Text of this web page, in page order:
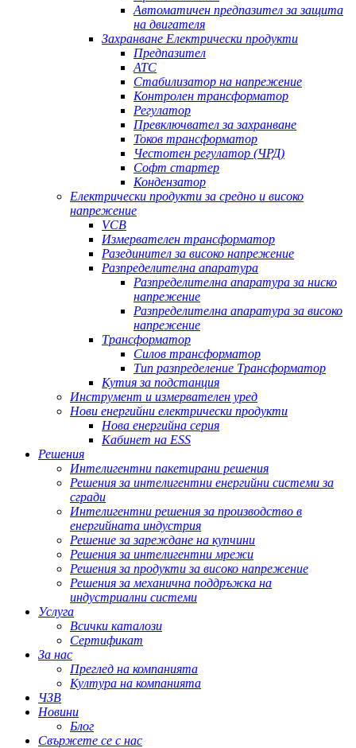
Автоматичен предпазител за защита
на двигателя
Захранване Електрически продукти
Предпазител
АТС
Стабилизатор на напрежение
Контролен трансформатор
Регулатор
Превключвател за захранване
Токов трансформатор
Честотен регулатор (ЧРД)
Софт стартер
Кондензатор
Електрически продукти за средно и високо
напрежение
VCB
Измервателен трансформатор
Разединител за високо напрежение
Разпределителна апаратура
Разпределителна апаратура за ниско
напрежение
Разпределителна апаратура за високо
напрежение
Трансформатор
Силов трансформатор
Тип разпределение Трансформатор
Кутия за подстанция
Инструмент и измервателен уред
Нови енергийни електрически продукти
Нова енергийна серия
Кабинет на ESS
Решения
Интелигентни пакетирани решения
Решения за интелигентни енергийни системи за
сгради
Интелигентни решения за производство в
енергийната индустрия
Решение за зареждане на купчини
Решения за интелигентни мрежи
Решения за продукти за високо напрежение
Решения за механична поддръжка на
индустриални системи
Услуга
Всички каталози
Сертификат
За нас
Преглед на компанията
Култура на компанията
ЧЗВ
Новини
Блог
Свържете се с нас